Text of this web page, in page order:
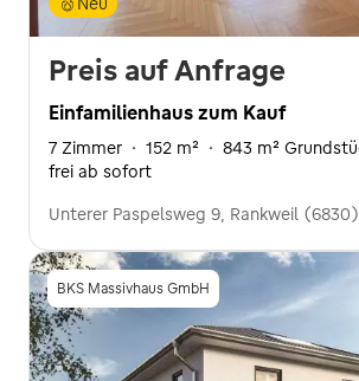
Preis auf Anfrage
Einfamilienhaus zum Kauf
7 Zimmer · 152 m² · 843 m²
frei ab sofort
Unterer Paspelsweg 9, Rankweil (6830)
BKS Massivhaus GmbH